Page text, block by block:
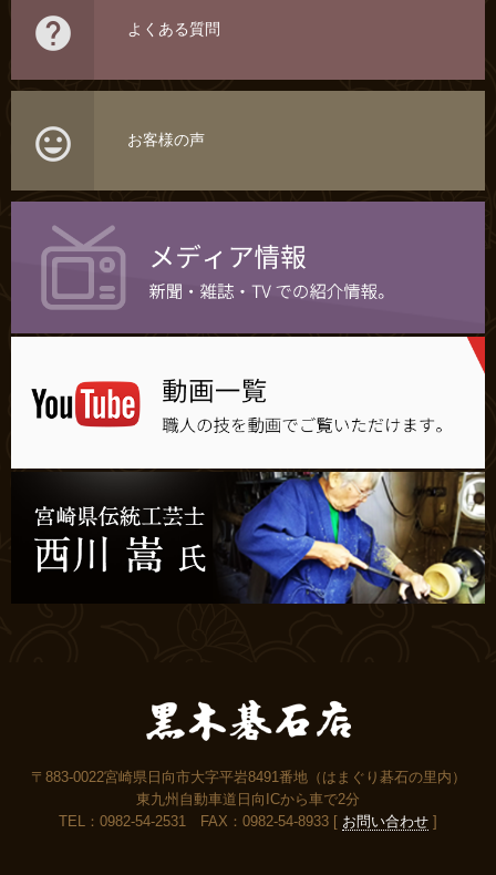
 よくある質問
 お客様の声
〒883-0022宮崎県日向市大字平岩8491番地（はまぐり碁石の里内）
東九州自動車道日向ICから車で2分
TEL：0982-54-2531 FAX：0982-54-8933 [ お問い合わせ ]